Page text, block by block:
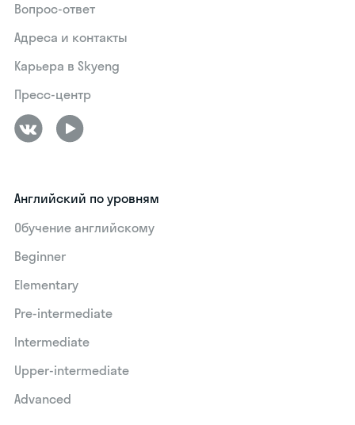
Вопрос-ответ
Адреса и контакты
Карьера в Skyeng
Пресс-центр
Английский по уровням
Обучение английскому
Beginner
Elementary
Pre-intermediate
Intermediate
Upper-intermediate
Advanced